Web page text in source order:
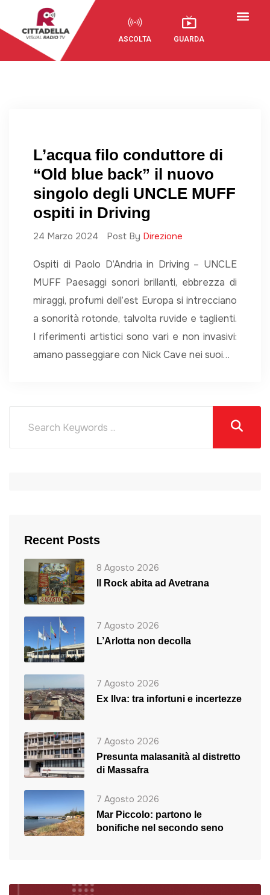
ASCOLTA GUARDA
L’acqua filo conduttore di
“Old blue back” il nuovo
singolo degli UNCLE MUFF
ospiti in Driving
24 Marzo 2024 Post By Direzione
Ospiti di Paolo D’Andria in Driving – UNCLE
MUFF Paesaggi sonori brillanti, ebbrezza di
miraggi, profumi dell’est Europa si intrecciano
a sonorità rotonde, talvolta ruvide e taglienti.
I riferimenti artistici sono vari e non invasivi:
amano passeggiare con Nick Cave nei suoi…
Recent Posts
8 Agosto 2026
ll Rock abita ad Avetrana
7 Agosto 2026
L’Arlotta non decolla
7 Agosto 2026
Ex Ilva: tra infortuni e incertezze
7 Agosto 2026
Presunta malasanità al distretto
di Massafra
7 Agosto 2026
Mar Piccolo: partono le
bonifiche nel secondo seno